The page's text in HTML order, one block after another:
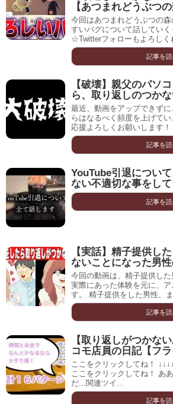
【あつまれどうぶつの
今回はあつまれどうぶつの
すいバグについて話してい
☆Twitterフォローもよろしく
記事を
【破壊】親父のパソ
ら、取り返しのつか
最近、動画をアップできず
らはなるべく頻度を上げてい
応援よろしくお願いします！
記事を
YouTube引退につい
ない不適切な事をして
記事を
【実話】精子提供し
ないことになった男
今回の動画は、精子提供し
実際にあった体験を元に、
す。 精子提供をした男性、
記事を
【取り返しがつかな
コモ店員の日記【フラ
ここをクリックしてね！
ここをクリックしてね！ あ
だ...関連ツイ...
記事を